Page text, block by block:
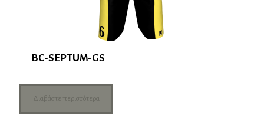
BC-SEPTUM-GS
Διαβάστε περισσότερα